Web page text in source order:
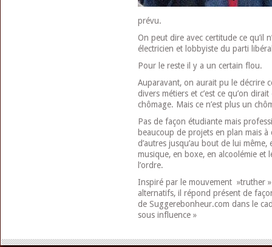
prévu.
On peut dire avec certitude ce qu’il
électricien et lobbyiste du parti
Pour le reste il y a un certain flou.
Auparavant, on aurait pu le décrire
divers métiers et c’est ce qu’on
chômage. Mais ce n’est plus un
Pas de façon étudiante mais
beaucoup de projets en plan mais
d’autres jusqu’au bout de lui
musique, en boxe, en alcoolémie et
l’ordre.
Inspiré par le mouvement »truther
alternatifs, il répond présent de
de Suggerebonheur.com dans le
sous influence »